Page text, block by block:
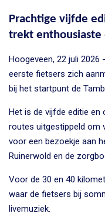
Prachtige vijfde
trekt enthousiaste
Hoogeveen, 22 juli 2026
eerste fietsers zich
bij het startpunt de
Het is de vijfde editie en
routes uitgestippeld om
voor een bezoekje aan
Ruinerwold en de
Voor de 30 en 40
waar de fietsers bij
livemuziek.